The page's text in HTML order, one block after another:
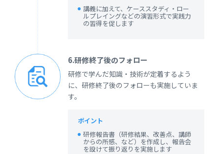
講義に加えて、ケーススタディ・ロー
ルプレイングなどの演習形式で実践力
の習得を促します
6.研修終了後のフォロー
研修で学んだ知識・技術が定着するよう
に、研修終了後のフォローも実施していま
す。
ポイント
研修報告書（研修結果、改善点、講師
からの所感、など）を作成し、報告会
を設けて振り返りを実施します